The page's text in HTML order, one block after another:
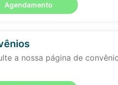
Agendamento
a nossa página de